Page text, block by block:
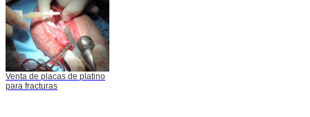
Venta de placas de platino
para fracturas